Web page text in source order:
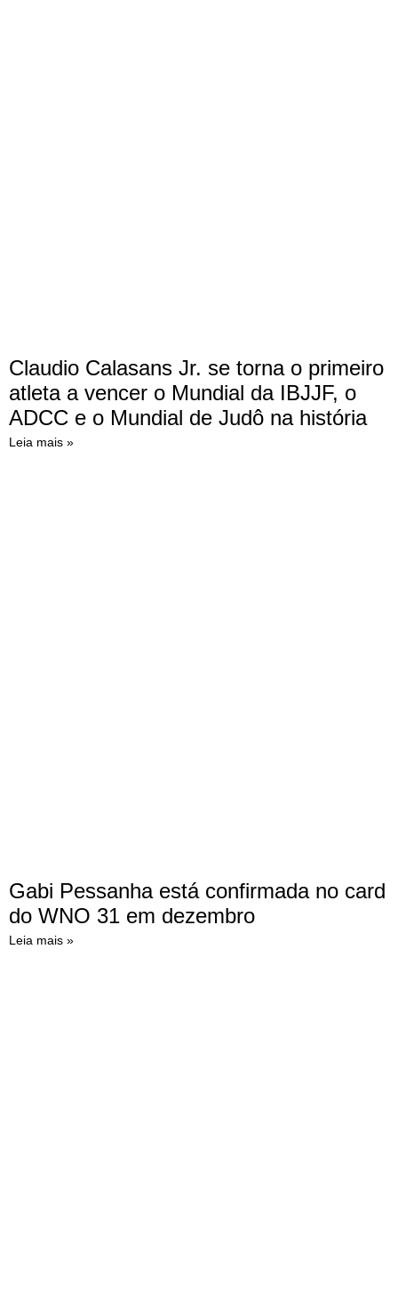
Claudio Calasans Jr. se torna o primeiro
atleta a vencer o Mundial da IBJJF, o
ADCC e o Mundial de Judô na história
Leia mais »
Gabi Pessanha está confirmada no card
do WNO 31 em dezembro
Leia mais »